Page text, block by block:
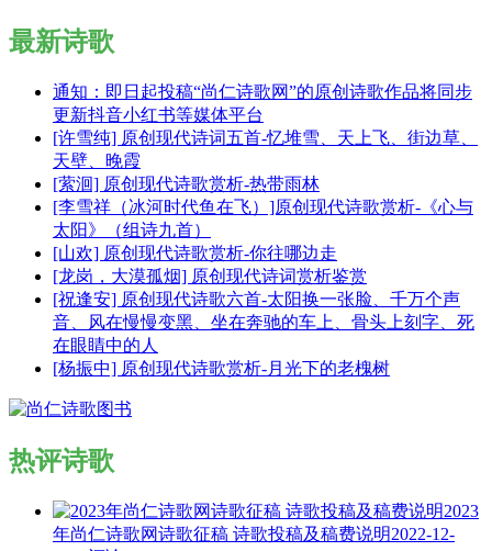
最新诗歌
通知：即日起投稿“尚仁诗歌网”的原创诗歌作品将同步
更新抖音小红书等媒体平台
[许雪纯] 原创现代诗词五首-忆堆雪、天上飞、街边草、
天壁、晚霞
[萦洄] 原创现代诗歌赏析-热带雨林
[李雪祥（冰河时代鱼在飞）]原创现代诗歌赏析-《心与
太阳》（组诗九首）
[山欢] 原创现代诗歌赏析-你往哪边走
[龙岗，大漠孤烟] 原创现代诗词赏析鉴赏
[祝逢安] 原创现代诗歌六首-太阳换一张脸、千万个声
音、风在慢慢变黑、坐在奔驰的车上、骨头上刻字、死
在眼睛中的人
[杨振中] 原创现代诗歌赏析-月光下的老槐树
热评诗歌
2023
年尚仁诗歌网诗歌征稿 诗歌投稿及稿费说明2022-12-